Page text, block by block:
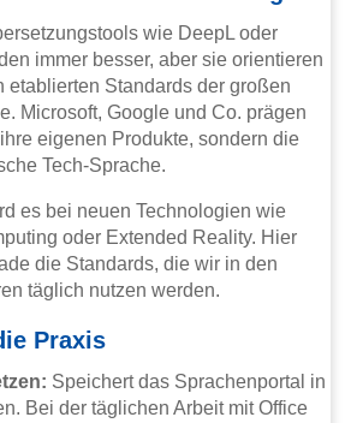
wie DeepL oder
immer besser, aber sie orientieren
etablierten Standards der großen
Microsoft, Google und Co. prägen
eigenen Produkte, sondern die
Tech-Sprache.
es bei neuen Technologien wie
oder Extended Reality. Hier
die Standards, die wir in den
täglich nutzen werden.
Praxis
Speichert das Sprachenportal in
Bei der täglichen Arbeit mit Office